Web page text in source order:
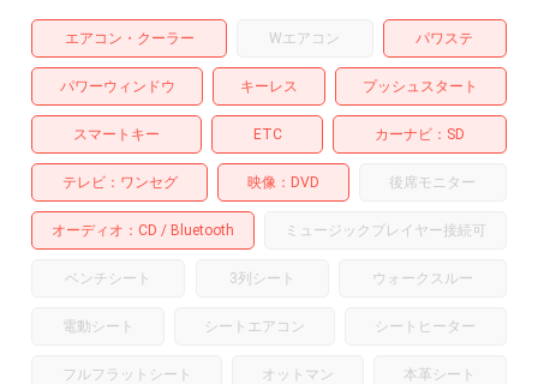
エアコン・クーラー Wエアコン パワステ
パワーウィンドウ キーレス プッシュスタート
スマートキー ETC カーナビ SD
テレビ ワンセグ 映像 DVD 後席モニター
オーディオ CD Bluetooth ミュージックプレイヤー接続可
ベンチシート 3列シート ウォークスルー
電動シート シートエアコン シートヒーター
フルフラットシート オットマン 本革シート